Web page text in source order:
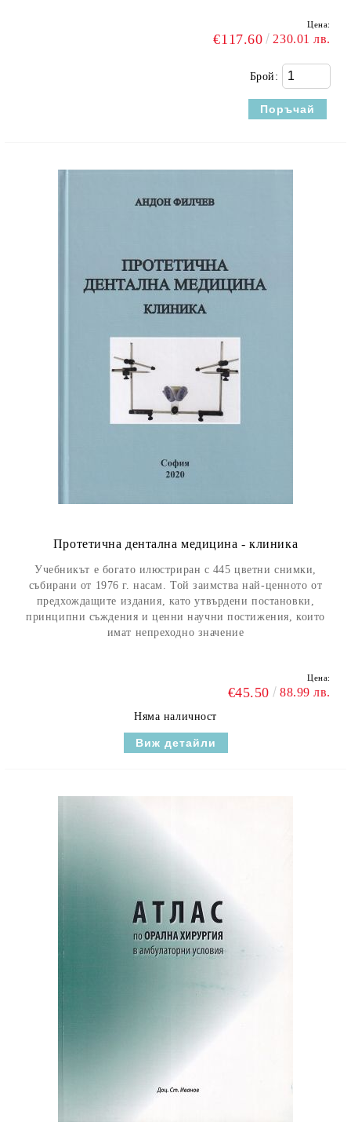
Цена:
€117.60 230.01 лв.
Брой:
Протетична дентална медицина - клиника
Учебникът е богато илюстриран с 445 цветни снимки,
събирани от 1976 г. насам. Той заимства най-ценното от
предхождащите издания, като утвърдени постановки,
принципни съждения и ценни научни постижения, които
имат непреходно значение
Цена:
€45.50 88.99 лв.
Няма наличност
Виж детайли